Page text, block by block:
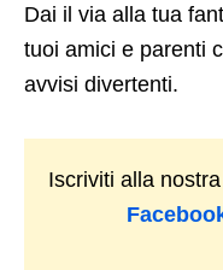
Dai il via alla tua
tuoi amici e parenti
avvisi divertenti.
Iscriviti alla nostra